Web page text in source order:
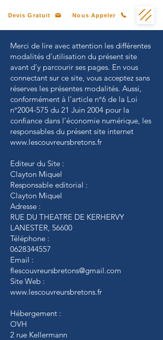
Devis Gratuit Nous Appeler
Merci de lire avec attention les différentes
modalités d’utilisation du présent site
avant d’y parcourir ses pages. En vous
connectant sur ce site, vous acceptez sans
réserves les présentes modalités. Aussi,
conformément à l’article n°6 de la Loi
n°2004-575 du 21 Juin 2004 pour la
confiance dans l’économie numérique, les
responsables du présent site internet
www.lescouvreursbretons.fr
Editeur du Site :
Clayton Miquel
Responsable editorial :
Clayton Miquel
Adresse :
RUE DU THEATRE DE KERHERVY
LANESTER, 56600
Téléphone :
0628344557
Email :
flescouvreursbretons@gmail.com
Site Web :
www.lescouvreursbretons.fr
Hébergement :
OVH
2 rue Kellermann